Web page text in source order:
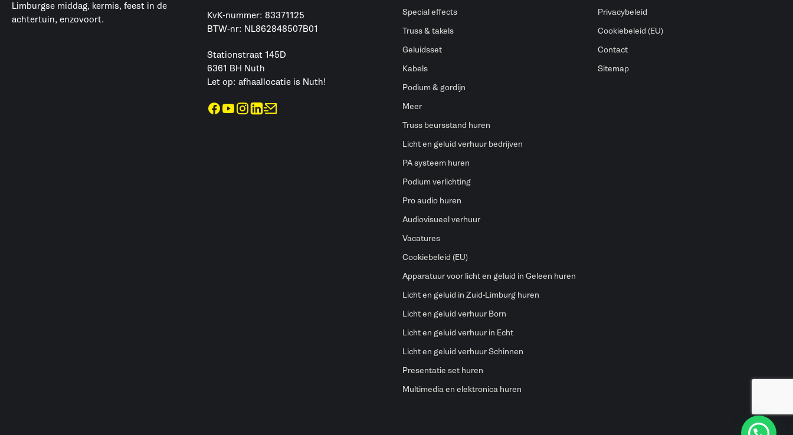
Limburgse middag, kermis, feest in de
achtertuin, enzovoort.
KvK-nummer: 83371125
BTW-nr: NL862848507B01
Stationstraat 145D
6361 BH Nuth
Let op: afhaallocatie is Nuth!
Special effects
Truss & takels
Geluidsset
Kabels
Podium & gordijn
Meer
Truss beursstand huren
Licht en geluid verhuur bedrijven
PA systeem huren
Podium verlichting
Pro audio huren
Audiovisueel verhuur
Vacatures
Cookiebeleid (EU)
Apparatuur voor licht en geluid in Geleen huren
Licht en geluid in Zuid-Limburg huren
Licht en geluid verhuur Born
Licht en geluid verhuur in Echt
Licht en geluid verhuur Schinnen
Presentatie set huren
Multimedia en elektronica huren
Privacybeleid
Cookiebeleid (EU)
Contact
Sitemap